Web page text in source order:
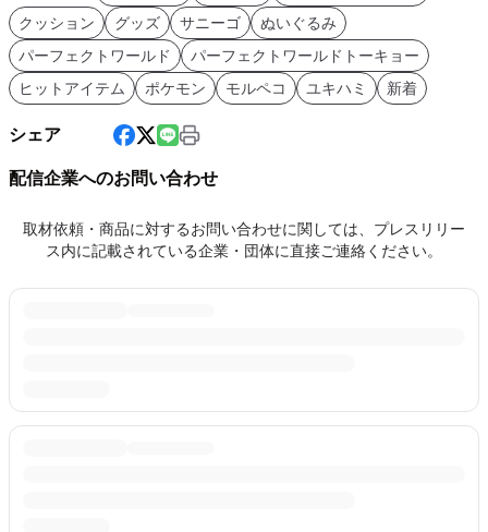
クッション
グッズ サニーゴ
ぬいぐるみ
パーフェクトワールド
パーフェクトワールドトーキョー
ヒットアイテム
ポケモン モルペコ ユキハミ 新着
シェア
配信企業へのお問い合わせ
取材依頼・商品に対するお問い合わせに関しては、プレスリリー
ス内に記載されている企業・団体に直接ご連絡ください。